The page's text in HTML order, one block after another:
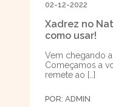
02-12-2022
Xadrez no
como usar!
Vem chegando
Começamos a
remete ao […]
POR: ADMIN